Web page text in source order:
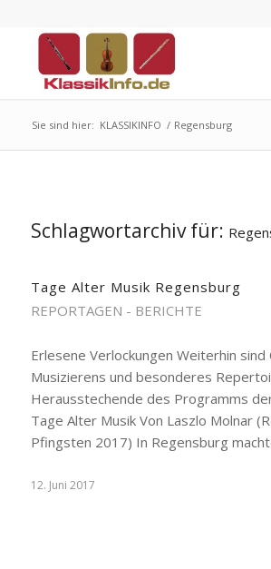
Sie sind hier: KLASSIKINFO / Regensburg
Schlagwortarchiv für:
Tage Alter Musik Regensburg
REPORTAGEN - BERICHTE
Erlesene Verlockungen Weiterhin
Musizierens und besonderes
Herausstechende des Programms
Tage Alter Musik Von Laszlo Molnar
Pfingsten 2017) In Regensburg
12. Juni 2017